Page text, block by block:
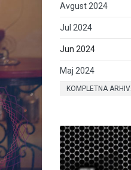
Avgust 2024
Jul 2024
Jun 2024
Maj 2024
KOMPLETNA